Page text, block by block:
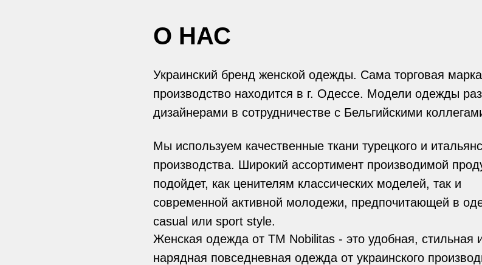
Украинский бренд женской одежды. Сама торговая
производство находится в г. Одессе. Модели одежды
дизайнерами в сотрудничестве с Бельгийскими
О НАС
Мы используем качественные ткани турецкого и
производства. Широкий ассортимент производимой
подойдет, как ценителям классических моделей, так и
современной активной молодежи, предпочитающей в
casual или sport style.
Женская одежда от ТМ Nobilitas - это удобная, стильная
нарядная повседневная одежда от украинского